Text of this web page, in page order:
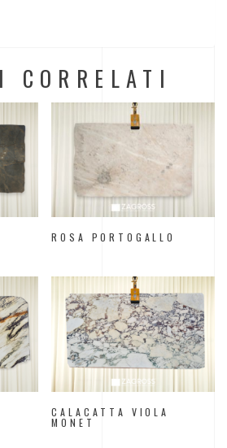
CORRELATI
ROSA PORTOGALLO
CALACATTA VIOLA
MONET